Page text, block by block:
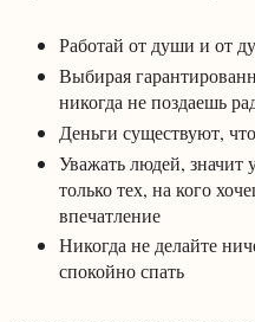
Работай от души и от
Выбирая
никогда не поздаешь
Деньги существуют,
Уважать людей, значит
только тех, на кого
впечатление
Никогда не делайте
спокойно спать